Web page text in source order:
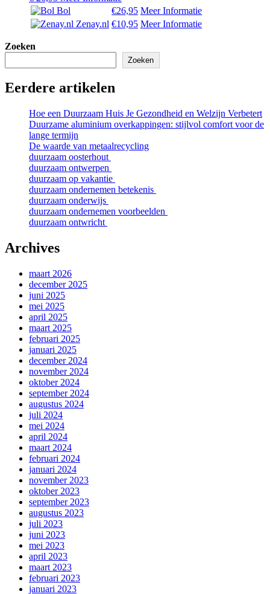
Bol
€26,95 Meer Informatie
Zenay.nl €10,95 Meer Informatie
Zoeken
Zoeken
Eerdere artikelen
Hoe een Duurzaam Huis Je Gezondheid en Welzijn Verbetert
Duurzame aluminium overkappingen: stijlvol comfort voor de
lange termijn
De waarde van metaalrecycling
duurzaam oosterhout
duurzaam ontwerpen
duurzaam op vakantie
duurzaam ondernemen betekenis
duurzaam onderwijs
duurzaam ondernemen voorbeelden
duurzaam ontwricht
Archives
maart 2026
december 2025
juni 2025
mei 2025
april 2025
maart 2025
februari 2025
januari 2025
december 2024
november 2024
oktober 2024
september 2024
augustus 2024
juli 2024
mei 2024
april 2024
maart 2024
februari 2024
januari 2024
november 2023
oktober 2023
september 2023
augustus 2023
juli 2023
juni 2023
mei 2023
april 2023
maart 2023
februari 2023
januari 2023